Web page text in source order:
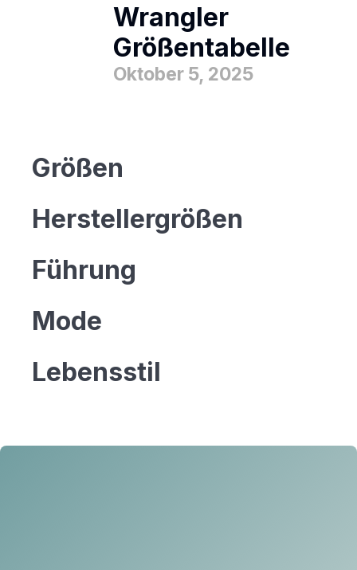
Wrangler
Größentabelle
Oktober 5, 2025
Größen
Herstellergrößen
Führung
Mode
Lebensstil